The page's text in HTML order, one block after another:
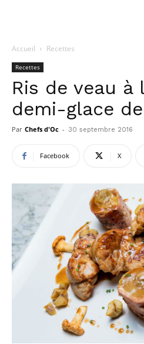
Accueil Recettes
Recettes
Ris de veau à
demi-glace
Par Chefs d'Oc - 30 septembre 2016
Facebook X